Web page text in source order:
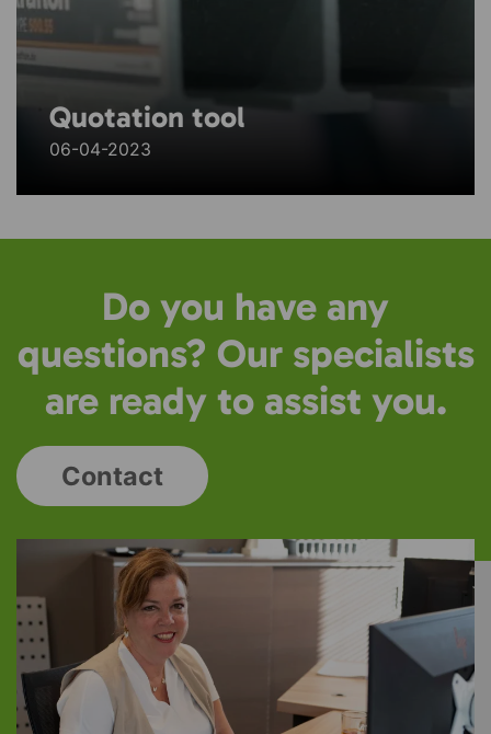
Quotation tool
06-04-2023
Do you have any
questions? Our specialists
are ready to assist you.
Contact